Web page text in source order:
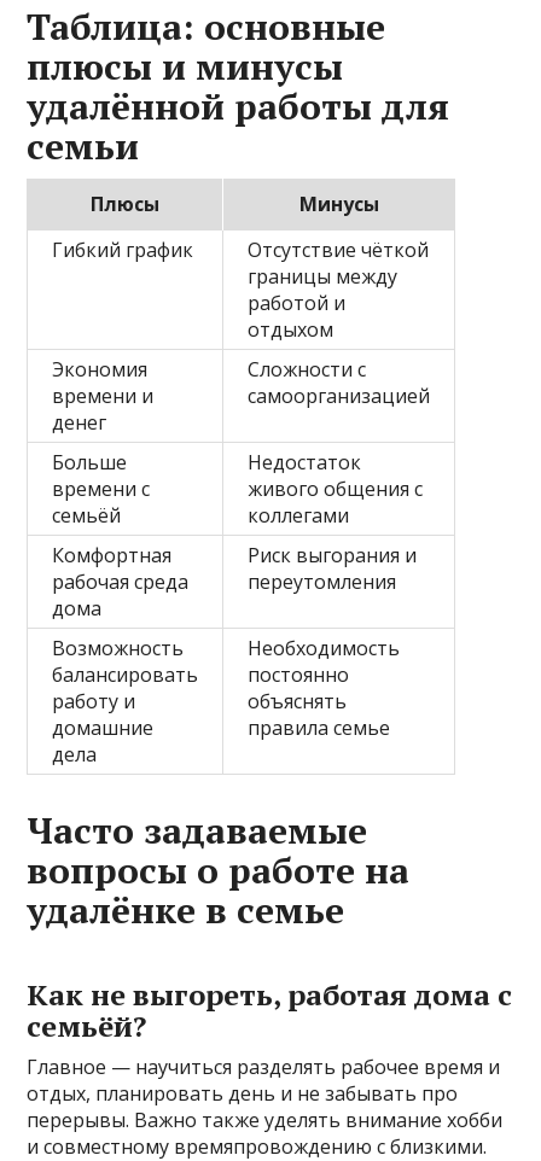
Таблица: основные
плюсы и минусы
удалённой работы для
семьи
Плюсы
Минусы
Гибкий график
Отсутствие чёткой
границы между
работой и
отдыхом
Экономия
времени и
денег
Сложности с
самоорганизацией
Больше
времени с
семьёй
Недостаток
живого общения с
коллегами
Комфортная
рабочая среда
дома
Риск выгорания и
переутомления
Возможность
балансировать
работу и
домашние
дела
Необходимость
постоянно
объяснять
правила семье
Часто задаваемые
вопросы о работе на
удалёнке в семье
Как не выгореть, работая дома с
семьёй?
Главное — научиться разделять рабочее время и
отдых, планировать день и не забывать про
перерывы. Важно также уделять внимание хобби
и совместному времяпровождению с близкими.